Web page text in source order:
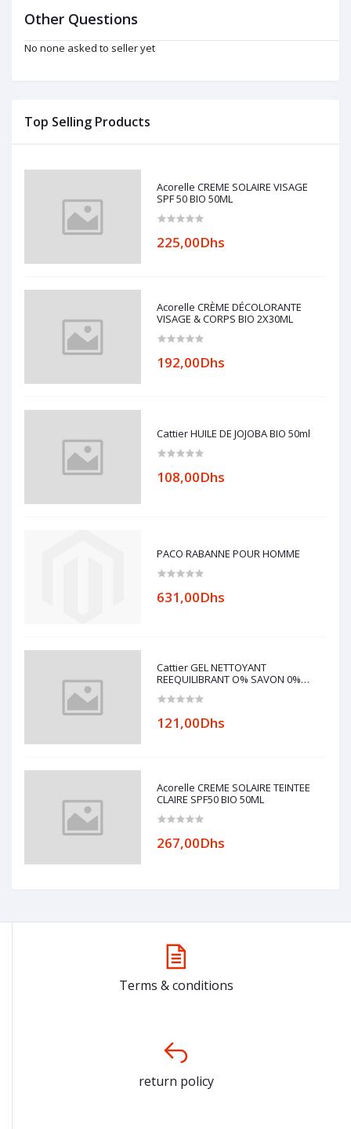
Top Selling Products
Acorelle CREME SOLAIRE VISAGE
SPF 50 BIO 50ML
225,00Dhs
Acorelle CRÈME DÉCOLORANTE
VISAGE & CORPS BIO 2X30ML
192,00Dhs
Cattier HUILE DE JOJOBA BIO 50ml
108,00Dhs
PACO RABANNE POUR HOMME
631,00Dhs
Cattier GEL NETTOYANT
REEQUILIBRANT O% SAVON 0%
121,00Dhs
Acorelle CREME SOLAIRE TEINTEE
CLAIRE SPF50 BIO 50ML
267,00Dhs
Other Questions
No none asked to seller yet
Terms & conditions
return policy